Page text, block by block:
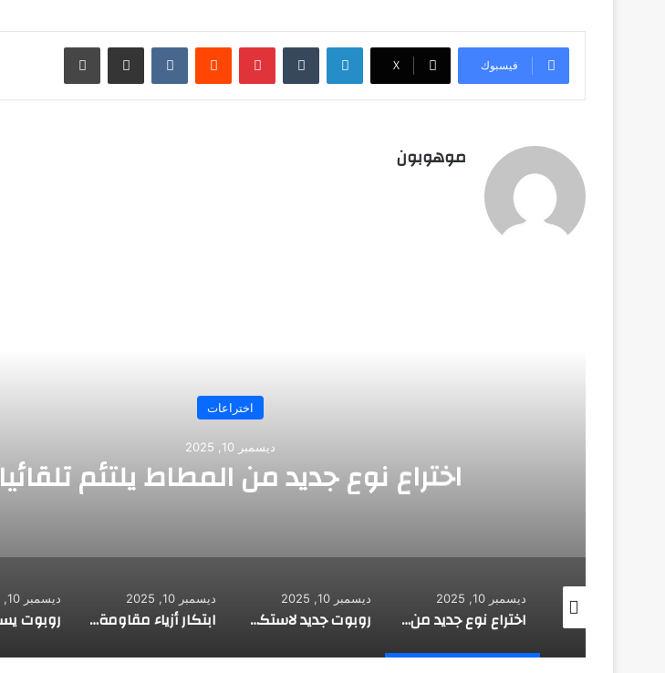
فيسبوك ‫X
لينكدإن بينتيريست مشاركة عبر البريد طباعة
موهوبون
اختراعات
ديسمبر 10, 2025
اختراع نوع جديد من المطاط يلتئم تلقائيا
ابتكار رئة اصطناعية جديدة
ديسمبر 10, 2025
اختراع نوع جديد من المطاط يلتئم تلقائيا
ديسمبر 10, 2025
روبوت جديد لاستكشاف أعماق البحار
ديسمبر 10, 2025
ابتكار أزياء مقاومة للرصاص
ديسمبر 10, 2025